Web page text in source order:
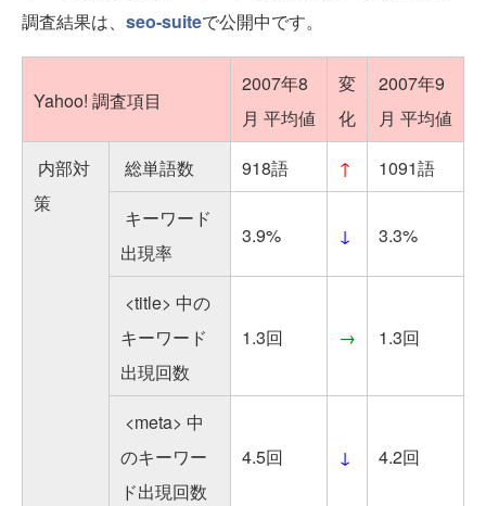
調査結果は、 seo-suiteで公開中です。
Yahoo! 調査項目
2007年8
月 平均値
変
化
2007年9
月 平均値
内部対
策
総単語数 918語 ↑
1091語
キーワード
出現率
3.9% ↓ 3.3%
<title> 中の
キーワード
出現回数
1.3回 → 1.3回
<meta> 中
のキーワー
ド出現回数
4.5回 ↓ 4.2回